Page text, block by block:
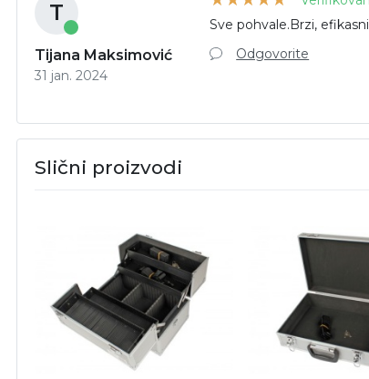
T
Tijana Maksimović
31 jan. 2024
Sve pohvale.Brzi,
Odgovorite
Slični proizvodi